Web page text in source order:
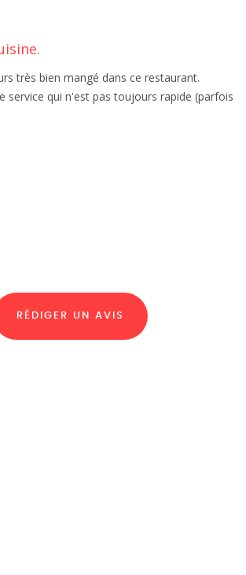
très bien mangé dans ce restaurant.
service qui n'est pas toujours rapide (parfois
RÉDIGER UN AVIS